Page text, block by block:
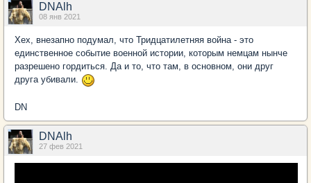
DNAlh
08 янв 2021
Хех, внезапно подумал, что Тридцатилетняя война - это
единственное событие военной истории, которым немцам нынче
разрешено гордиться. Да и то, что там, в основном, они друг
друга убивали.
DN
DNAlh
27 фев 2021